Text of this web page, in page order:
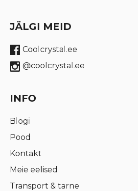
JÄLGI MEID
Coolcrystal.ee
@coolcrystal.ee
INFO
Blogi
Pood
Kontakt
Meie eelised
Transport & tarne